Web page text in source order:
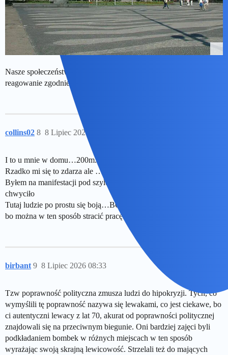
Nasze społeczeństwo jest już dość skutecznie programowane na
reagowanie zgodnie z intencjami zarządców tłumu.
collins02 8 Lipiec 2026 08:28
8
I to u mnie w domu…200m. od mojej"kwatery"
Rzadko mi się to zdarza ale …Aż się spociłem.
Byłem na manifestacji pod szyldem White colors LIVES…Ale nie
chwyciło
Tutaj ludzie po prostu się boją…BOJĄ…I to jest mało powiedziane
bo można w ten sposób stracić pracę.
birbant 8 Lipiec 2026 08:33
9
Tzw poprawność polityczna zmusza ludzi do hipokryzji. Tych, co
wymyślili tę poprawność nazywa się lewakami, co jest ciekawe, bo
ci autentyczni lewacy z lat 70, akurat od poprawności politycznej
znajdowali się na przeciwnym biegunie. Oni bardziej zajęci byli
podkładaniem bombek w różnych miejscach w ten sposób
wyrażając swoją skrajną lewicowość. Strzelali też do mających